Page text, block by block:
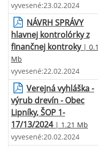
vyvesené:23.02.2024
NÁVRH SPRÁVY
hlavnej kontrolórky z
finančnej kontroky| 0.1
Mb
vyvesené:22.02.2024
Verejná vyhláška -
výrub drevín - Obec
Lipníky, ŠOP 1-
17/13/2024| 1.21 Mb
vyvesené:20.02.2024